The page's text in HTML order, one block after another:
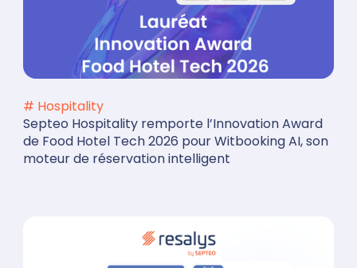
# Hospitality
Septeo Hospitality remporte l’Innovation Award
de Food Hotel Tech 2026 pour Witbooking AI, son
moteur de réservation intelligent